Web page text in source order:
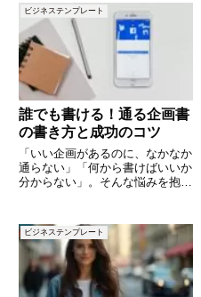
るため、正しく理解していないと
誤解を招くこともあります。本記
事では、「トラッキング」の基本
的な意味や、さまざまな分野での
ビジネステンプレート
誰でも書ける！通る企画書
の書き方と成功のコツ
「いい企画があるのに、なかなか
通らない」「何から書けばいいか
分からない」。そんな悩みを抱え
る型」と「押さえるべき要素」が
あります。本記事では、はじめて
の方でも書けるように、企画書の
ビジネステンプレート